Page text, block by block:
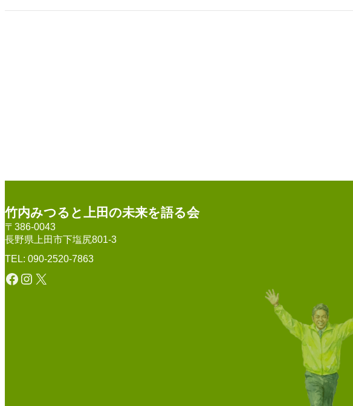
竹内みつると上田の未来を語る会
〒386-0043
長野県上田市下塩尻801-3
TEL: 090-2520-7863
Facebook Instagram X